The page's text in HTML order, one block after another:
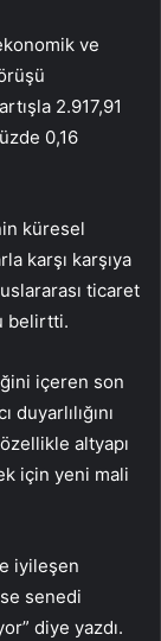
ve
2.917,91
0,16
küresel
karşı karşıya
ticaret
belirtti.
içeren son
duyarlılığını
altyapı
için yeni mali
iyileşen
senedi
diye yazdı.